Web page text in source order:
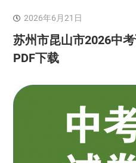
2026年6月21日
苏州市昆山市2026中
PDF下载